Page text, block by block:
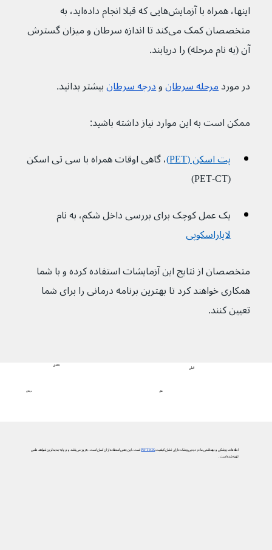
اینها، همراه با آزمایش‌هایی که قبلا انجام داده‌اید، به
متخصصان کمک می‌کند تا اندازه سرطان و میزان گسترش
آن (به نام مرحله) را دریابند.
در مورد مرحله سرطان و درجه سرطان بیشتر بدانید.
ممکن است به این موارد نیاز داشته باشید:
پت اسکن (PET)
، گاهی اوقات همراه با سی تی اسکن
(PET-CT)
یک عمل کوچک برای بررسی داخل شکم، به نام
لاپاراسکوپی
متخصصان از نتایج این آزمایشات استفاده کرده و با شما
همکاری خواهند کرد تا بهترین برنامه درمانی را برای شما
تعیین کنند.
درمان
بعدی
علل
قبلی
اطلاعات پزشکی و بهداشتی ما در دیجی‌پزشک دارای نشان کیفیتPIF TICKاست. این یعنی استفاده از آن آسان است، به‌روز می‌باشد و بر پایه جدیدترین شواهد علمی
تهیه شده است.